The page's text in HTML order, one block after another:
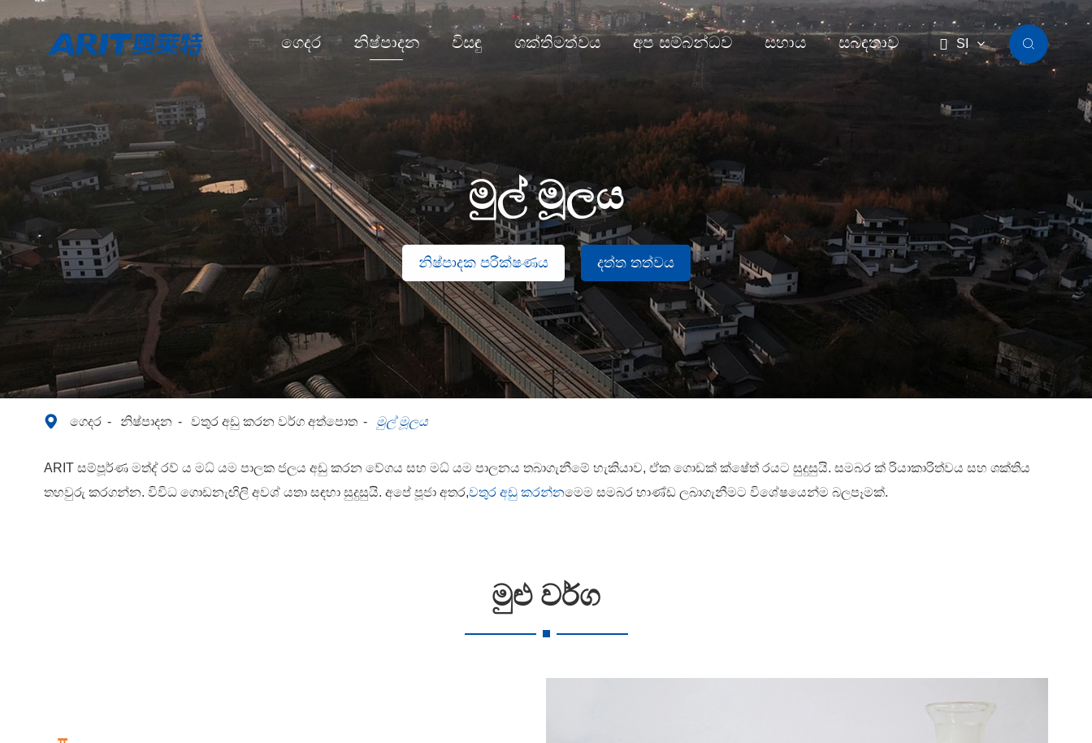
ගෙදර නිෂ්පාදන විසඳු ශක්තිමත්වය අප සම්බන්ධව සහාය සබඳතාව  SI 
මුල් මූලය
නිෂ්පාදක පරීක්ෂණය දත්ත තත්වය
 ගෙදර නිෂ්පාදන වතුර අඩු කරන වර්ග අත්පොත මුල් මූලය
ARIT සම්පූර්ණ මත්ද් රව් ය මධ් යම පාලක ජලය අඩු කරන වේගය සහ මධ් යම පාලනය තබාගැනීමේ හැකියාව, ඒක ගොඩක් ක්ෂේත් රයට සුදුසුයි. සමබර ක් රියාකාරිත්වය සහ ශක්තිය
තහවුරු කරගන්න. විවිධ ගොඩනැඟිලි අවශ් යතා සඳහා සුදුසුයි. අපේ පූජා අතර,වතුර අඩු කරන්නමෙම සමබර භාණ්ඩ ලබාගැනීමට විශේෂයෙන්ම බලපෑමක්.
මුළු වර්ග